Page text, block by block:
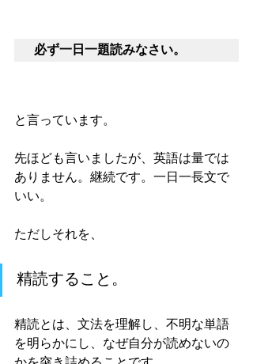
必ず一日一題読みなさい。
と言っています。
先ほども言いましたが、英語は量では
ありません。継続です。一日一長文で
いい。
ただしそれを、
精読すること。
精読とは、文法を理解し、不明な単語
を明らかにし、なぜ自分が読めないの